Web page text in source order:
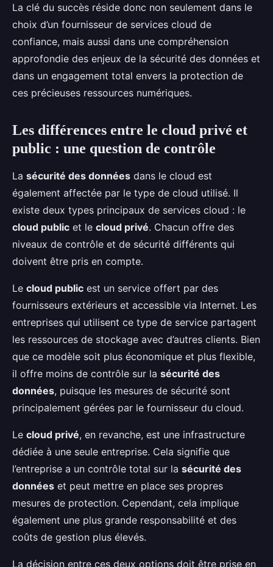
La clé du succès réside donc non seulement dans le
choix d’un fournisseur de services cloud de
confiance, mais aussi dans une compréhension
approfondie des enjeux de la sécurité des données et
dans un engagement total envers la protection de
ces précieuses ressources numériques.
Les différences entre le cloud privé et
public : une question de contrôle
La sécurité des données dans le cloud est
également affectée par le type de cloud utilisé. Il
existe deux types principaux de services cloud : le
cloud public et le cloud privé. Chacun offre des
niveaux de contrôle et de sécurité différents qui
doivent être pris en compte.
Le cloud public est un service offert par des
fournisseurs extérieurs et accessible via Internet. Les
entreprises qui utilisent ce type de service partagent
les ressources de stockage avec d’autres clients. Bien
que ce modèle soit plus économique et plus flexible,
il offre moins de contrôle sur la sécurité des
données, puisque les mesures de sécurité sont
principalement gérées par le fournisseur du cloud.
Le cloud privé, en revanche, est une infrastructure
dédiée à une seule entreprise. Cela signifie que
l’entreprise a un contrôle total sur la sécurité des
données et peut mettre en place ses propres
mesures de protection. Cependant, cela implique
également une plus grande responsabilité et des
coûts de gestion plus élevés.
La décision entre ces deux options doit être prise en